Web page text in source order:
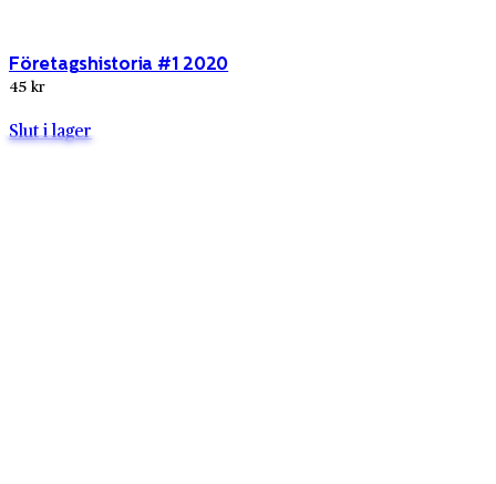
Företagshistoria #1 2020
45 kr
Slut i lager